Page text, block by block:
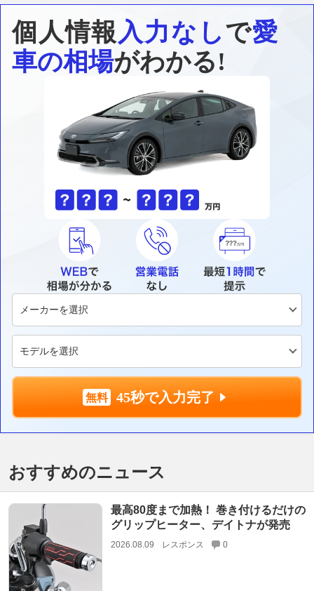
個人情報入力なしで愛
車の相場がわかる!
45秒で入力完了
おすすめのニュース
最高80度まで加熱！ 巻き付けるだけの
グリップヒーター、デイトナが発売
2026.08.09 レスポンス 0